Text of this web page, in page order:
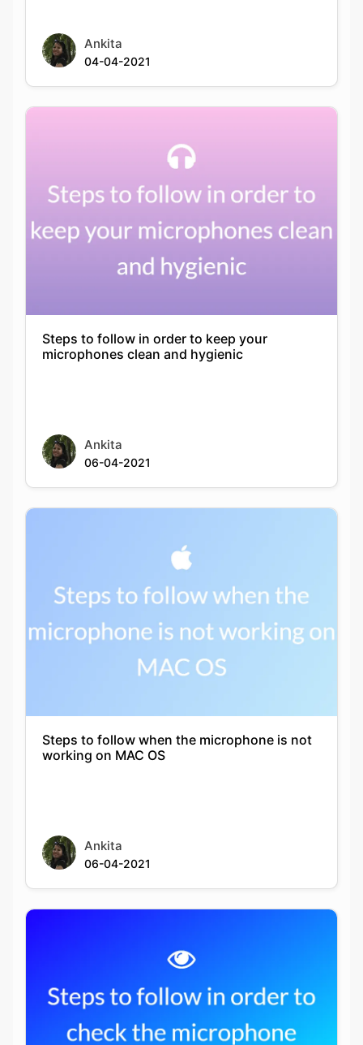
Ankita
04-04-2021
Steps to follow in order to keep your
microphones clean and hygienic
Ankita
06-04-2021
Steps to follow when the microphone is not
working on MAC OS
Ankita
06-04-2021